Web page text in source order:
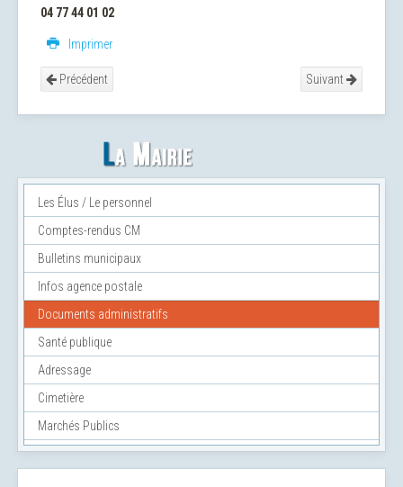
04 77 44 01 02
Imprimer
Précédent Suivant
Les Élus / Le personnel
Comptes-rendus CM
Bulletins municipaux
Infos agence postale
Documents administratifs
Santé publique
Adressage
Cimetière
Marchés Publics